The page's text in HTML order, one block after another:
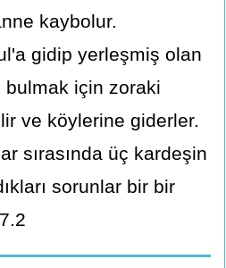
kaybolur.
gidip yerleşmiş olan
bulmak için zoraki
ve köylerine giderler.
sırasında üç kardeşin
sorunlar bir bir